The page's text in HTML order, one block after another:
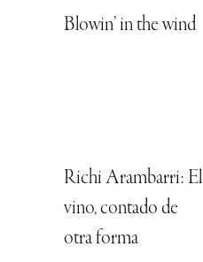
Blowin’ in the wind
Richi Arambarri: El
vino, contado de
otra forma